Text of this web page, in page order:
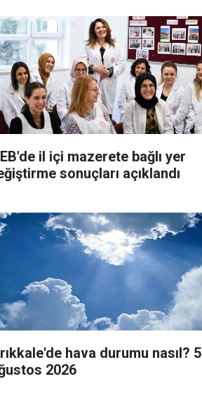
il içi mazerete bağlı yer
sonuçları açıklandı
hava durumu nasıl? 5
2026